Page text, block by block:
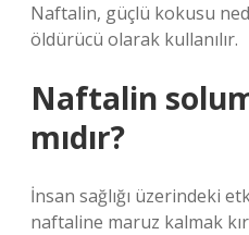
Naftalin, güçlü kokusu
öldürücü olarak kullanılır.
Naftalin
mıdır?
İnsan sağlığı üzerindeki
naftaline maruz kalmak